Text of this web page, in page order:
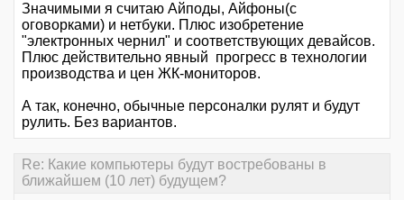
Значимыми я считаю Айподы, Айфоны(с
оговорками) и нетбуки. Плюс изобретение
"электронных чернил" и соответствующих девайсов.
Плюс действительно явный прогресс в технологии
производства и цен ЖК-мониторов.
А так, конечно, обычные персоналки рулят и будут
рулить. Без вариантов.
Re: Какие компьютеры будут востребованы в
ближайшем (10 лет) будущем?